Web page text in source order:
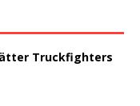
Truckfighters